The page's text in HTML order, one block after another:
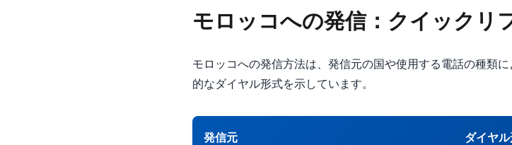
モロッコへの発信：クイックリ
モロッコへの発信方法は、発信元の国や使用する電話の種類
的なダイヤル形式を示しています。
発信元 ダイヤ